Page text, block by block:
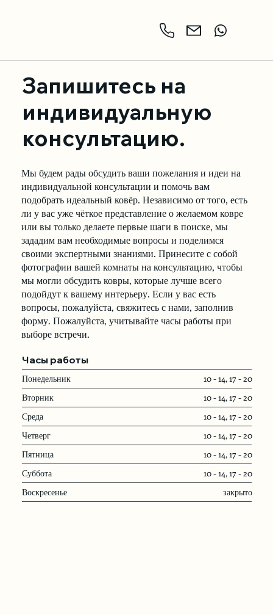
Запишитесь на
индивидуальную
консультацию.
Мы будем рады обсудить ваши пожелания и идеи на
индивидуальной консультации и помочь вам
подобрать идеальный ковёр. Независимо от того, есть
ли у вас уже чёткое представление о желаемом ковре
или вы только делаете первые шаги в поиске, мы
зададим вам необходимые вопросы и поделимся
своими экспертными знаниями. Принесите с собой
фотографии вашей комнаты на консультацию, чтобы
мы могли обсудить ковры, которые лучше всего
подойдут к вашему интерьеру. Если у вас есть
вопросы, пожалуйста, свяжитесь с нами, заполнив
форму. Пожалуйста, учитывайте часы работы при
выборе встречи.
Часы работы
Понедельник
10 - 14, 17 - 20
Вторник
10 - 14, 17 - 20
Среда
10 - 14, 17 - 20
Четверг
10 - 14, 17 - 20
Пятница
10 - 14, 17 - 20
Суббота
10 - 14, 17 - 20
Воскресенье
закрыто